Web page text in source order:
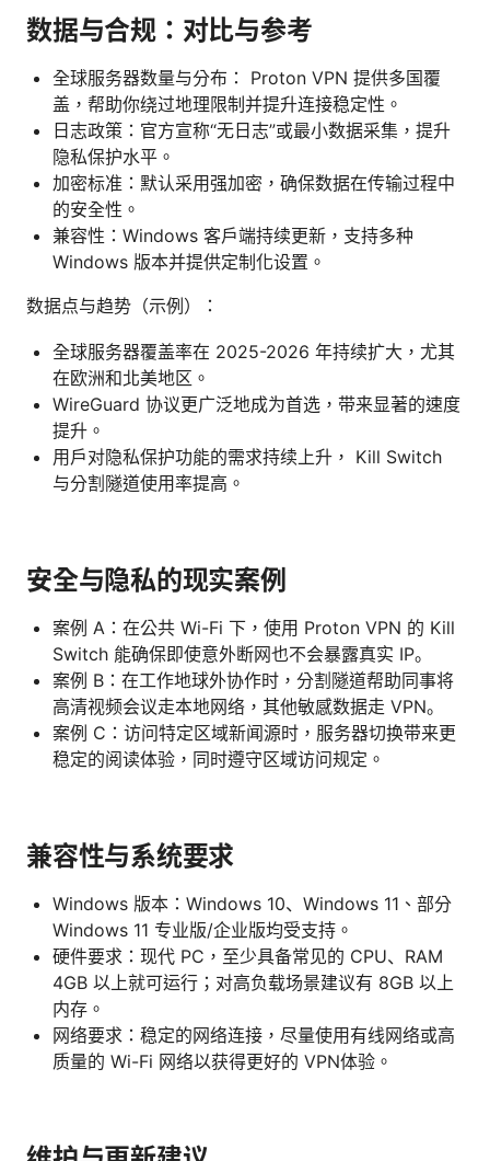
数据与合规：对比与参考
全球服务器数量与分布： Proton VPN 提供多国覆
盖，帮助你绕过地理限制并提升连接稳定性。
日志政策：官方宣称“无日志”或最小数据采集，提升
隐私保护水平。
加密标准：默认采用强加密，确保数据在传输过程中
的安全性。
兼容性：Windows 客户端持续更新，支持多种
Windows 版本并提供定制化设置。
数据点与趋势（示例）：
全球服务器覆盖率在 2025-2026 年持续扩大，尤其
在欧洲和北美地区。
WireGuard 协议更广泛地成为首选，带来显著的速度
提升。
用户对隐私保护功能的需求持续上升， Kill Switch
与分割隧道使用率提高。
安全与隐私的现实案例
案例 A：在公共 Wi-Fi 下，使用 Proton VPN 的 Kill
Switch 能确保即使意外断网也不会暴露真实 IP。
案例 B：在工作地球外协作时，分割隧道帮助同事将
高清视频会议走本地网络，其他敏感数据走 VPN。
案例 C：访问特定区域新闻源时，服务器切换带来更
稳定的阅读体验，同时遵守区域访问规定。
兼容性与系统要求
Windows 版本：Windows 10、Windows 11、部分
Windows 11 专业版/企业版均受支持。
硬件要求：现代 PC，至少具备常见的 CPU、RAM
4GB 以上就可运行；对高负载场景建议有 8GB 以上
内存。
网络要求：稳定的网络连接，尽量使用有线网络或高
质量的 Wi-Fi 网络以获得更好的 VPN体验。